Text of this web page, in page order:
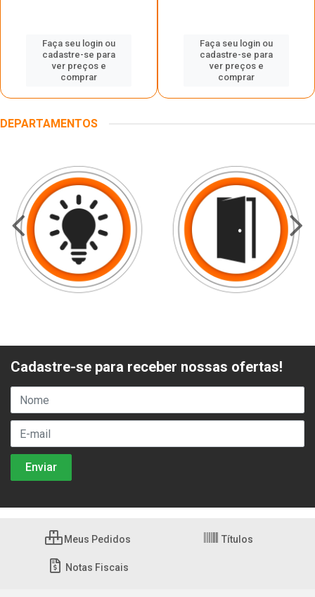
Faça seu login ou
cadastre-se para
ver preços e
comprar
Faça seu login ou
cadastre-se para
ver preços e
comprar
DEPARTAMENTOS
Cadastre-se para receber nossas ofertas!
Meus Pedidos Títulos
Notas Fiscais